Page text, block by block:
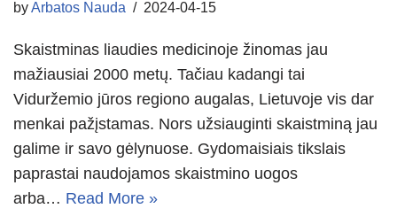
byArbatos Nauda 2024-04-15
Skaistminas liaudies medicinoje žinomas jau
mažiausiai 2000 metų. Tačiau kadangi tai
Viduržemio jūros regiono augalas, Lietuvoje vis dar
menkai pažįstamas. Nors užsiauginti skaistminą jau
galime ir savo gėlynuose. Gydomaisiais tikslais
paprastai naudojamos skaistmino uogos
arba… Read More »